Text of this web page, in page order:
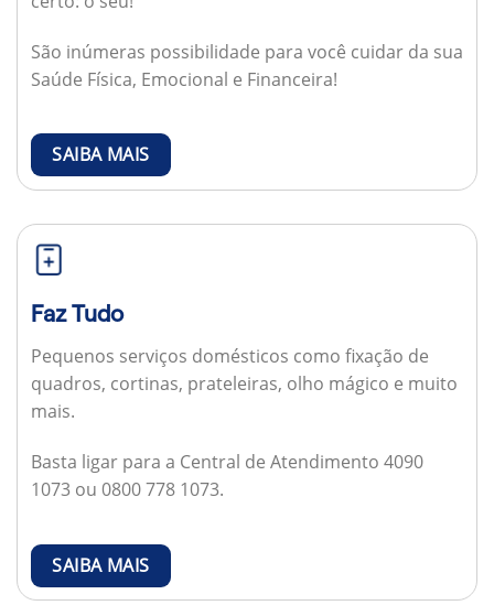
São inúmeras possibilidade para você cuidar da sua
Saúde Física, Emocional e Financeira!
SAIBA MAIS
Faz Tudo
Pequenos serviços domésticos como fixação de
quadros, cortinas, prateleiras, olho mágico e muito
mais.
Basta ligar para a Central de Atendimento 4090
1073 ou 0800 778 1073.
SAIBA MAIS